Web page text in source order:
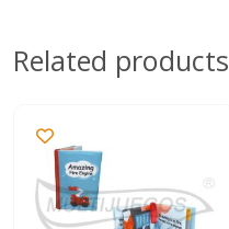
Related products